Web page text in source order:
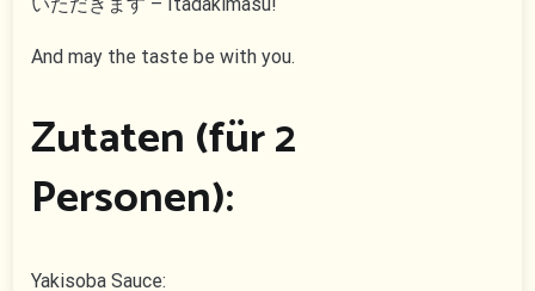
いただきます – Itadakimasu!
And may the taste be with you.
Zutaten (für 2
Personen):
Yakisoba Sauce: